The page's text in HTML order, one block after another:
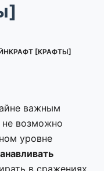
[КРАФТЫ]
важным
возможно
уровне
в сражениях